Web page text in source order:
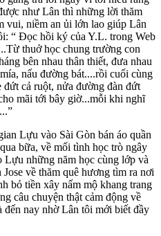
như Lân thì những lời thăm
vui, niềm an ủi lớn lao giúp Lân
“ Đọc hồi ký của Y.L. trong Web
thuở học chung trường con
bên nhau thân thiết, đưa nhau
nấu đường bát....rồi cuối cùng
cả ruột, nửa đường đàn đứt
mãi tới bây giờ...mỗi khi nghĩ
Lựu vào Sài Gòn bán áo quần
bữa, về mối tình học trò ngây
Lựu những năm học cùng lớp và
về thăm quê hương tìm ra nơi
bỏ tiền xây nấm mộ khang trang
câu chuyện thật cảm động về
đến nay nhờ Lân tôi mới biết đầy